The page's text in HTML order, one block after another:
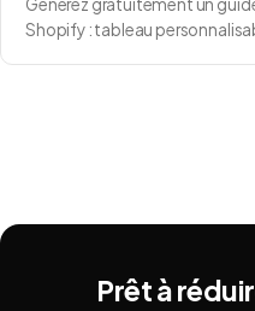
Générez gratuitement un
Shopify : tableau
Prêt à